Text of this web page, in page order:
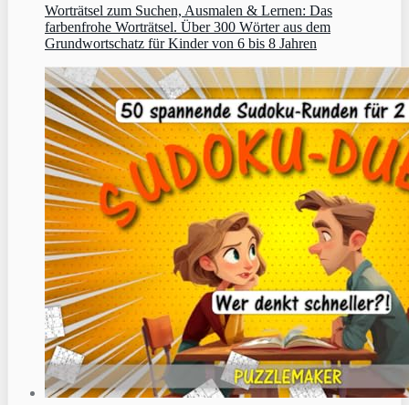
Worträtsel zum Suchen, Ausmalen & Lernen: Das
farbenfrohe Worträtsel. Über 300 Wörter aus dem
Grundwortschatz für Kinder von 6 bis 8 Jahren